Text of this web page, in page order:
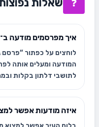
❓
איך מפרסמים מודעה
לוחצים על כפתור
המודעה ומעלים אותה
לתושבי דלתון בקלות
איזה מודעות אפשר